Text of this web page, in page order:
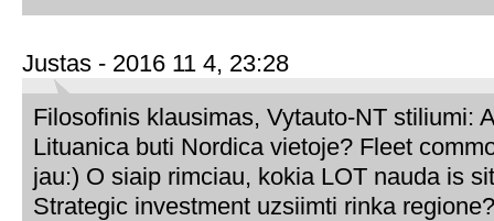
Justas - 2016 11 4, 23:28
Filosofinis klausimas, Vytauto-NT stiliumi:
Lituanica buti Nordica vietoje? Fleet
jau:) O siaip rimciau, kokia LOT nauda is
Strategic investment uzsiimti rinka